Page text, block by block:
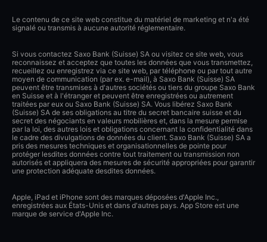
Le contenu de ce site web constitue du matériel de marketing et n'a été
signalé ou transmis à aucune autorité réglementaire.
Si vous contactez Saxo Bank (Suisse) SA ou visitez ce site web, vous
reconnaissez et acceptez que toutes les données que vous transmettez,
recueillez ou enregistrez via ce site web, par téléphone ou par tout autre
moyen de communication (par ex. e-mail), à Saxo Bank (Suisse) SA
peuvent être transmises à d'autres sociétés ou tiers du groupe Saxo Bank
en Suisse et à l'étranger et peuvent être enregistrées ou autrement
traitées par eux ou Saxo Bank (Suisse) SA. Vous libérez Saxo Bank
(Suisse) SA de ses obligations au titre du secret bancaire suisse et du
secret des négociants en valeurs mobilières et, dans la mesure permise
par la loi, des autres lois et obligations concernant la confidentialité dans
le cadre des divulgations de données du client. Saxo Bank (Suisse) SA a
pris des mesures techniques et organisationnelles de pointe pour
protéger lesdites données contre tout traitement ou transmission non
autorisés et appliquera des mesures de sécurité appropriées pour garantir
une protection adéquate desdites données.
Apple, iPad et iPhone sont des marques déposées d'Apple Inc.,
enregistrées aux États-Unis et dans d'autres pays. App Store est une
marque de service d'Apple Inc.